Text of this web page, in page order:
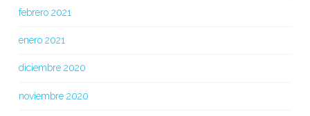
febrero 2021
enero 2021
diciembre 2020
noviembre 2020